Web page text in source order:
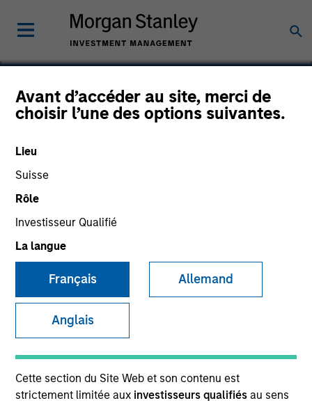
Avant d’accéder au site, merci de
choisir l’une des options suivantes.
Lieu
Suisse
Rôle
Investisseur Qualifié
La langue
Français Allemand
Anglais
Cette section du Site Web et son contenu est
strictement limitée aux investisseurs qualifiésau sens
Cloudian
B2B Data Management Software